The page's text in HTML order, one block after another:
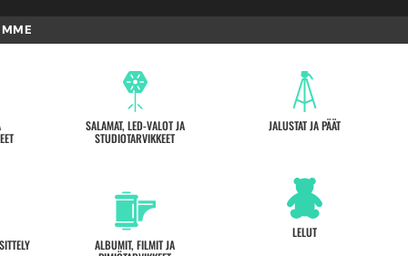
SALAMAT, LED-VALOT JA
STUDIOTARVIKKEET
ALBUMIT, FILMIT JA
JALUSTAT JA PÄÄT
LELUT